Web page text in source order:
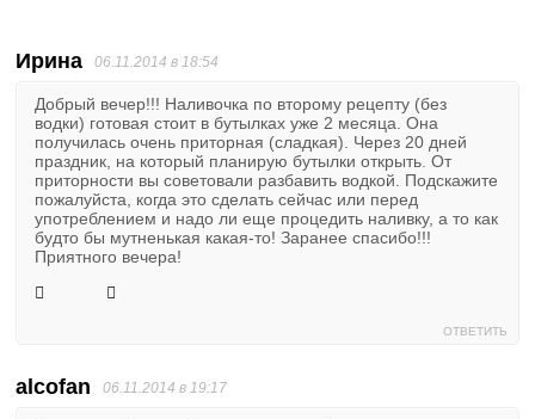
Ирина 06.11.2014 в 18:54
Добрый вечер!!! Наливочка по второму рецепту (без
водки) готовая стоит в бутылках уже 2 месяца. Она
получилась очень приторная (сладкая). Через 20 дней
праздник, на который планирую бутылки открыть. От
приторности вы советовали разбавить водкой. Подскажите
пожалуйста, когда это сделать сейчас или перед
употреблением и надо ли еще процедить наливку, а то как
будто бы мутненькая какая-то! Заранее спасибо!!!
Приятного вечера!
ОТВЕТИТЬ
alcofan 06.11.2014 в 19:17